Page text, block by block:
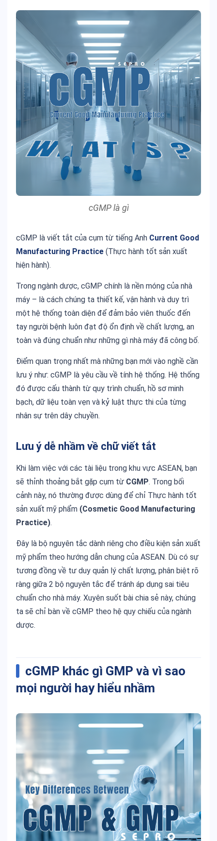
cGMP là gì
cGMP là viết tắt của cụm từ tiếng Anh Current Good
Manufacturing Practice (Thực hành tốt sản xuất
hiện hành).
Trong ngành dược, cGMP chính là nền móng của nhà
máy – là cách chúng ta thiết kế, vận hành và duy trì
một hệ thống toàn diện để đảm bảo viên thuốc đến
tay người bệnh luôn đạt độ ổn định về chất lượng, an
toàn và đúng chuẩn như những gì nhà máy đã công bố.
Điểm quan trọng nhất mà những bạn mới vào nghề cần
lưu ý như: cGMP là yêu cầu về tính hệ thống. Hệ thống
đó được cấu thành từ quy trình chuẩn, hồ sơ minh
bạch, dữ liệu toàn vẹn và kỷ luật thực thi của từng
nhân sự trên dây chuyền.
Lưu ý dễ nhầm về chữ viết tắt
Khi làm việc với các tài liệu trong khu vực ASEAN, bạn
sẽ thỉnh thoảng bắt gặp cụm từ CGMP. Trong bối
cảnh này, nó thường được dùng để chỉ Thực hành tốt
sản xuất mỹ phẩm (Cosmetic Good Manufacturing
Practice).
Đây là bộ nguyên tắc dành riêng cho điều kiện sản xuất
mỹ phẩm theo hướng dẫn chung của ASEAN. Dù có sự
tương đồng về tư duy quản lý chất lượng, phân biệt rõ
ràng giữa 2 bộ nguyên tắc để tránh áp dụng sai tiêu
chuẩn cho nhà máy. Xuyên suốt bài chia sẻ này, chúng
ta sẽ chỉ bàn về cGMP theo hệ quy chiếu của ngành
dược.
cGMP khác gì GMP và vì sao
mọi người hay hiểu nhầm